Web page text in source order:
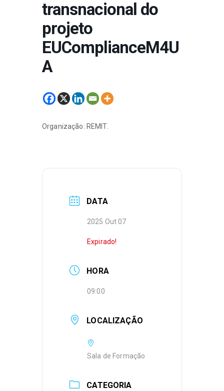
transnacional do
projeto
EUComplianceM4U
A
Organização: REMIT.
DATA
2025 Out 07
Expirado!
HORA
09:00
LOCALIZAÇÃO
Sala de Formação
CATEGORIA